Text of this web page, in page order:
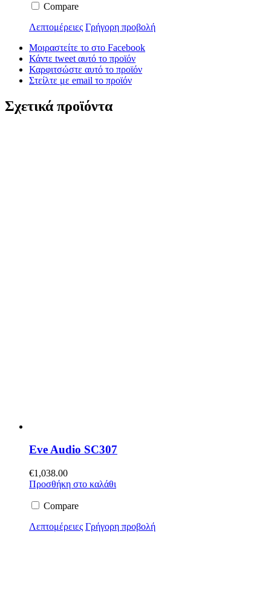
Compare
Λεπτομέρειες Γρήγορη προβολή
Μοιραστείτε το στο Facebook
Κάντε tweet αυτό το προϊόν
Καρφιτσώστε αυτό το προϊόν
Στείλτε με email το προϊόν
Σχετικά προϊόντα
Eve Audio SC307
€1,038.00
Προσθήκη στο καλάθι
Compare
Λεπτομέρειες Γρήγορη προβολή